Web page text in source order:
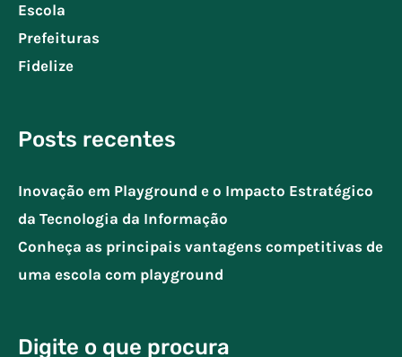
Escola
Prefeituras
Fidelize
Posts recentes
Inovação em Playground e o Impacto Estratégico
da Tecnologia da Informação
Conheça as principais vantagens competitivas de
uma escola com playground
Digite o que procura